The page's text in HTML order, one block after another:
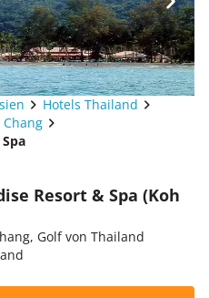
Hotels Thailand
Chang
Resort & Spa (Koh
Golf von Thailand